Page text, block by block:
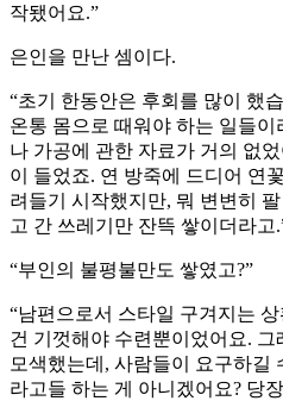
작됐어요.”
은인을 만난 셈이다.
“초기 한동안은 후회를 많이 했
온통 몸으로 때워야 하는 일들이
나 가공에 관한 자료가 거의 없
이 들었죠. 연 방죽에 드디어 연
려들기 시작했지만, 뭐 변변히
고 간 쓰레기만 잔뜩 쌓이더라고
“부인의 불평불만도 쌓였고?”
“남편으로서 스타일 구겨지는
건 기껏해야 수련뿐이었어요.
모색했는데, 사람들이 요구하길
라고들 하는 게 아니겠어요? 당